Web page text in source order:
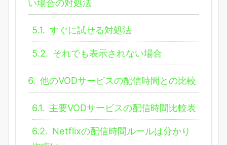
い場合の対処法
5.1. すぐに試せる対処法
5.2. それでも表示されない場合
6. 他のVODサービスの配信時間との比較
6.1. 主要VODサービスの配信時間比較表
6.2. Netflixの配信時間ルールは分かり